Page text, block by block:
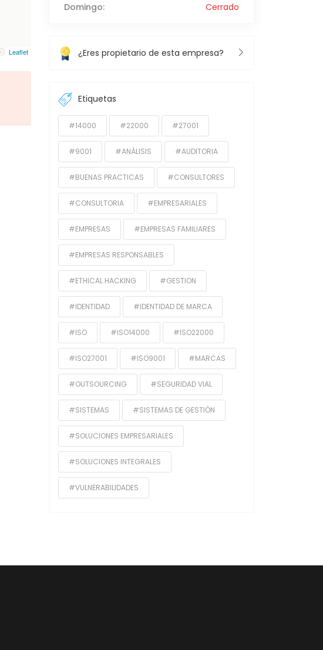
Leaflet
Domingo: Cerrado
¿Eres propietario de esta empresa?
Etiquetas
#14000 #22000 #27001
#9001 #ANÁLISIS #AUDITORIA
#BUENAS PRACTICAS #CONSULTORES
#CONSULTORIA #EMPRESARIALES
#EMPRESAS #EMPRESAS FAMILIARES
#EMPRESAS RESPONSABLES
#ETHICAL HACKING #GESTION
#IDENTIDAD #IDENTIDAD DE MARCA
#ISO #ISO14000 #ISO22000
#ISO27001 #ISO9001 #MARCAS
#OUTSOURCING #SEGURIDAD VIAL
#SISTEMAS #SISTEMAS DE GESTIÓN
#SOLUCIONES EMPRESARIALES
#SOLUCIONES INTEGRALES
#VULNERABILIDADES